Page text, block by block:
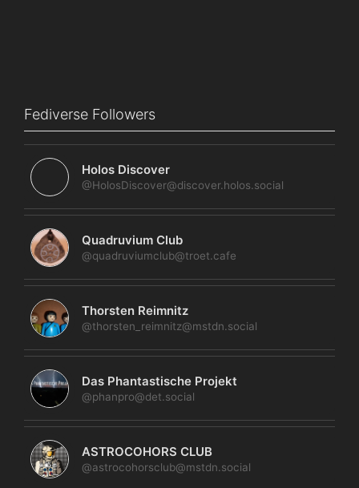
Fediverse Followers
Holos Discover
@HolosDiscover@discover.holos.social
Quadruvium Club
@quadruviumclub@troet.cafe
Thorsten Reimnitz
@thorsten_reimnitz@mstdn.social
Das Phantastische Projekt
@phanpro@det.social
ASTROCOHORS CLUB
@astrocohorsclub@mstdn.social